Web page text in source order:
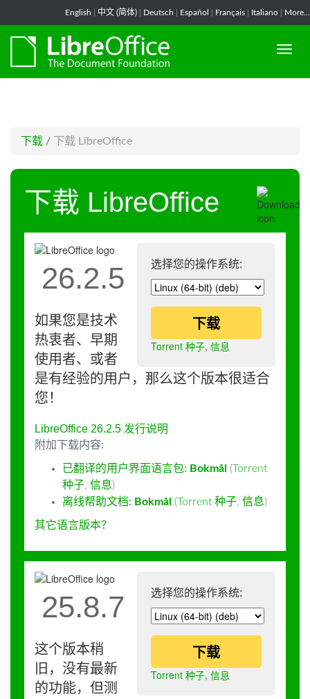
English 中文 (简体) Deutsch Español Français Italiano More...
下载 / 下载 LibreOffice
下载 LibreOffice
选择您的操作系统:
下载
Torrent 种子, 信息
26.2.5
如果您是技术
热衷者、早期
使用者、或者
是有经验的用户，那么这个版本很适合
您！
LibreOffice 26.2.5 发行说明
附加下载内容:
已翻译的用户界面语言包: Bokmål (Torrent
种子, 信息)
离线帮助文档: Bokmål (Torrent 种子, 信息)
其它语言版本？
选择您的操作系统:
下载
Torrent 种子, 信息
25.8.7
这个版本稍
旧，没有最新
的功能，但测